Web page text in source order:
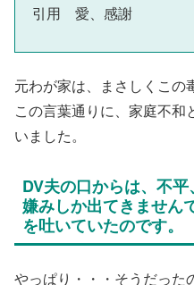
引用 愛、感謝
元わが家は、まさしくこの
この言葉通りに、家庭不和
いました。
DV夫の口からは、不平
嫌みしか出てきません
を吐いていたのです。
やっぱり・・・そうだった